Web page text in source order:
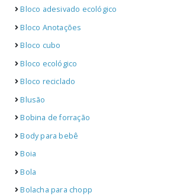
Bloco adesivado ecológico
Bloco Anotações
Bloco cubo
Bloco ecológico
Bloco reciclado
Blusão
Bobina de forração
Body para bebê
Boia
Bola
Bolacha para chopp